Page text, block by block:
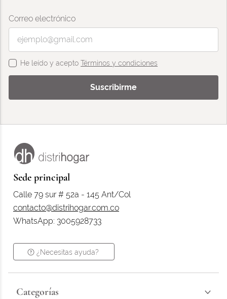
Correo electrónico
He leído y aceptoTérminos y condiciones
Suscribirme
Sede principal
Calle 79 sur # 52a - 145 Ant/Col
contacto@distrihogar.com.co
WhatsApp: 3005928733
¿Necesitas ayuda?
Categorías